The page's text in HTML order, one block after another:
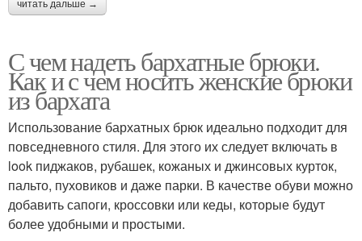
читать дальше →
С чем надеть бархатные брюки.
Как и с чем носить женские брюки
из бархата
Использование бархатных брюк идеально подходит для
повседневного стиля. Для этого их следует включать в
look пиджаков, рубашек, кожаных и джинсовых курток,
пальто, пуховиков и даже парки. В качестве обуви можно
добавить сапоги, кроссовки или кеды, которые будут
более удобными и простыми.